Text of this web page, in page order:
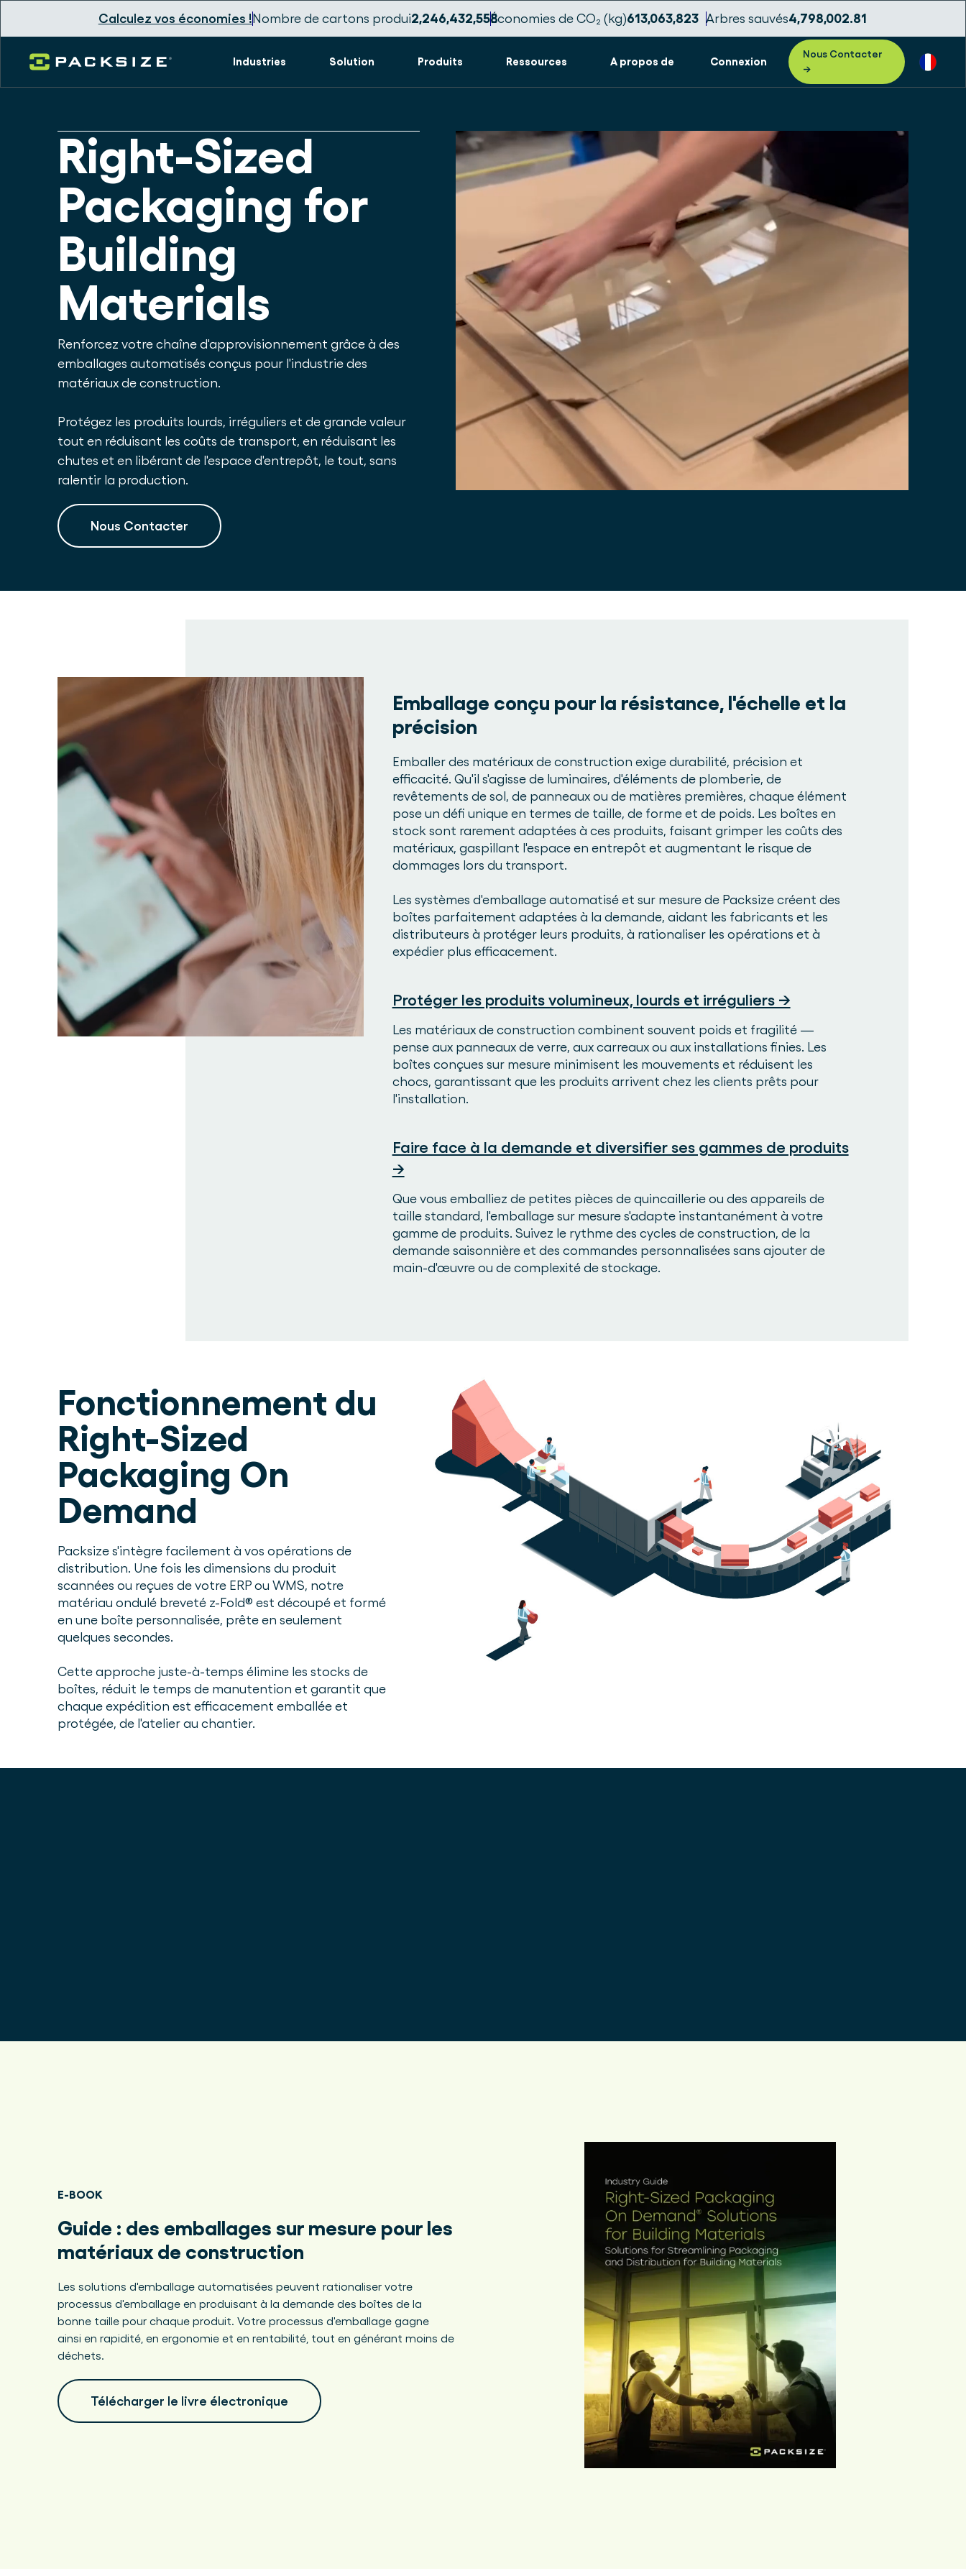
Calculez vos économies !Nombre de cartons produi2,246,432,570Économies de CO₂ (kg)613,063,826 Arbres sauvés4,798,002.84
Industries Solution Produits Ressources A propos de Connexion
Nous Contacter
→
Right-Sized
Packaging for
Building
Materials
Renforcez votre chaîne d'approvisionnement grâce à des
emballages automatisés conçus pour l'industrie des
matériaux de construction.
Protégez les produits lourds, irréguliers et de grande valeur
tout en réduisant les coûts de transport, en réduisant les
chutes et en libérant de l'espace d'entrepôt, le tout, sans
ralentir la production.
Nous Contacter
Emballage conçu pour la résistance, l'échelle et la
précision
Emballer des matériaux de construction exige durabilité, précision et
efficacité. Qu'il s'agisse de luminaires, d'éléments de plomberie, de
revêtements de sol, de panneaux ou de matières premières, chaque élément
pose un défi unique en termes de taille, de forme et de poids. Les boîtes en
stock sont rarement adaptées à ces produits, faisant grimper les coûts des
matériaux, gaspillant l'espace en entrepôt et augmentant le risque de
dommages lors du transport.
Les systèmes d'emballage automatisé et sur mesure de Packsize créent des
boîtes parfaitement adaptées à la demande, aidant les fabricants et les
distributeurs à protéger leurs produits, à rationaliser les opérations et à
expédier plus efficacement.
Protéger les produits volumineux, lourds et irréguliers →
Les matériaux de construction combinent souvent poids et fragilité —
pense aux panneaux de verre, aux carreaux ou aux installations finies. Les
boîtes conçues sur mesure minimisent les mouvements et réduisent les
chocs, garantissant que les produits arrivent chez les clients prêts pour
l'installation.
Faire face à la demande et diversifier ses gammes de produits
→
Que vous emballiez de petites pièces de quincaillerie ou des appareils de
taille standard, l'emballage sur mesure s'adapte instantanément à votre
gamme de produits. Suivez le rythme des cycles de construction, de la
demande saisonnière et des commandes personnalisées sans ajouter de
main-d'œuvre ou de complexité de stockage.
Fonctionnement du
Right-Sized
Packaging On
Demand
Packsize s'intègre facilement à vos opérations de
distribution. Une fois les dimensions du produit
scannées ou reçues de votre ERP ou WMS, notre
matériau ondulé breveté z-Fold® est découpé et formé
en une boîte personnalisée, prête en seulement
quelques secondes.
Cette approche juste-à-temps élimine les stocks de
boîtes, réduit le temps de manutention et garantit que
chaque expédition est efficacement emballée et
protégée, de l'atelier au chantier.
E-BOOK
Guide : des emballages sur mesure pour les
matériaux de construction
Les solutions d'emballage automatisées peuvent rationaliser votre
processus d'emballage en produisant à la demande des boîtes de la
bonne taille pour chaque produit. Votre processus d'emballage gagne
ainsi en rapidité, en ergonomie et en rentabilité, tout en générant moins de
déchets.
Télécharger le livre électronique